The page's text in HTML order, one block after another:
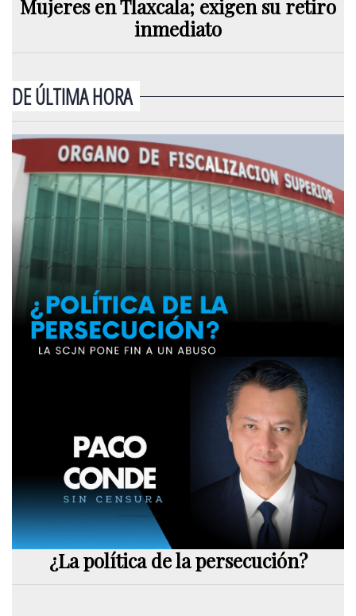
Mujeres en Tlaxcala; exigen su retiro
inmediato
DE ÚLTIMA HORA
¿La política de la persecución?